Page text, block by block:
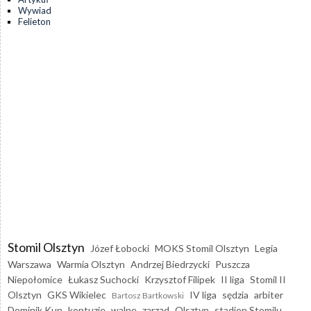
Wywiad
Felieton
Stomil Olsztyn Józef Łobocki MOKS Stomil Olsztyn Legia
Warszawa Warmia Olsztyn Andrzej Biedrzycki Puszcza
Niepołomice Łukasz Suchocki Krzysztof Filipek II liga Stomil II
Olsztyn GKS Wikielec Bartosz Bartkowski IV liga sędzia arbiter